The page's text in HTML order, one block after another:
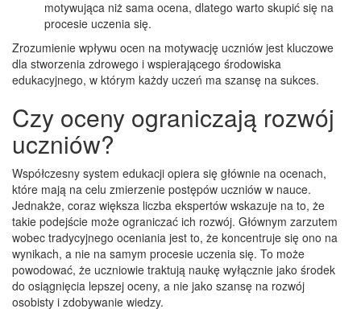
motywująca niż sama ocena, dlatego warto skupić się na
procesie uczenia się.
Zrozumienie wpływu ocen na motywację uczniów jest kluczowe
dla stworzenia zdrowego i wspierającego środowiska
edukacyjnego, w którym każdy uczeń ma szansę na sukces.
Czy oceny ograniczają rozwój
uczniów?
Współczesny system edukacji opiera się głównie na ocenach,
które mają na celu zmierzenie postępów uczniów w nauce.
Jednakże, coraz większa liczba ekspertów wskazuje na to, że
takie podejście może ograniczać ich rozwój. Głównym zarzutem
wobec tradycyjnego oceniania jest to, że koncentruje się ono na
wynikach, a nie na samym procesie uczenia się. To może
powodować, że uczniowie traktują naukę wyłącznie jako środek
do osiągnięcia lepszej oceny, a nie jako szansę na rozwój
osobisty i zdobywanie wiedzy.